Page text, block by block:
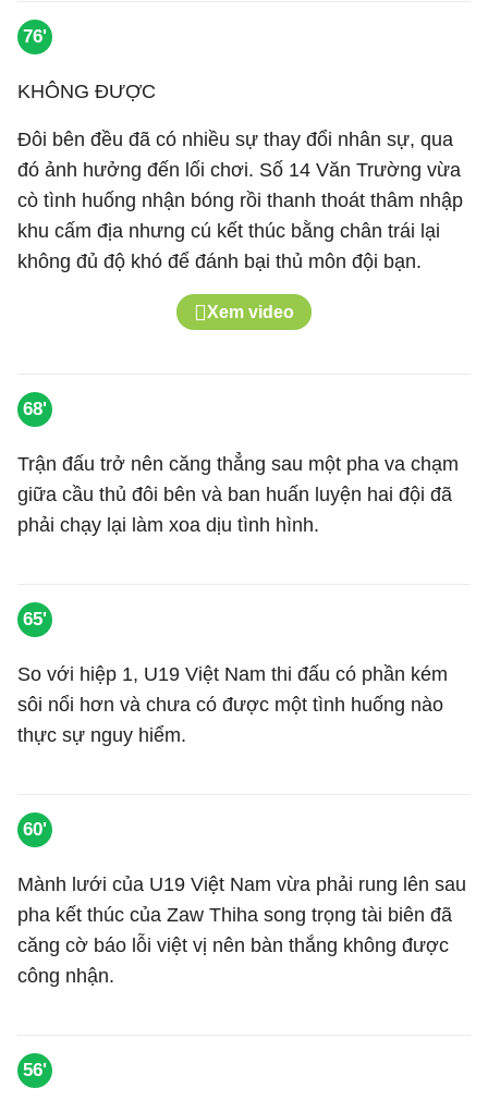
76'
KHÔNG ĐƯỢC
Đôi bên đều đã có nhiều sự thay đổi nhân sự, qua
đó ảnh hưởng đến lối chơi. Số 14 Văn Trường vừa
cò tình huống nhận bóng rồi thanh thoát thâm nhập
khu cấm địa nhưng cú kết thúc bằng chân trái lại
không đủ độ khó để đánh bại thủ môn đội bạn.
Xem video
68'
Trận đấu trở nên căng thẳng sau một pha va chạm
giữa cầu thủ đôi bên và ban huấn luyện hai đội đã
phải chạy lại làm xoa dịu tình hình.
65'
So với hiệp 1, U19 Việt Nam thi đấu có phần kém
sôi nổi hơn và chưa có được một tình huống nào
thực sự nguy hiểm.
60'
Mành lưới của U19 Việt Nam vừa phải rung lên sau
pha kết thúc của Zaw Thiha song trọng tài biên đã
căng cờ báo lỗi việt vị nên bàn thắng không được
công nhận.
56'